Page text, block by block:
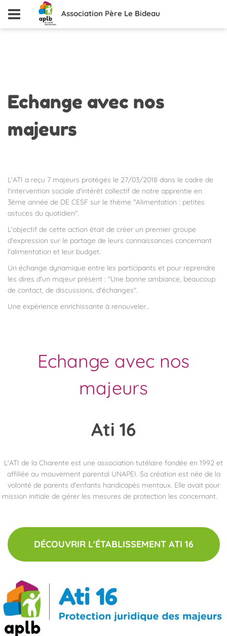
Association Père Le Bideau
Echange avec nos
majeurs
L'ATI a reçu 7 majeurs protégés le 27/03/2018 dans le cadre de
l'intervention sociale d'intérêt collectif de notre apprentie en
3ème année de DE CESF sur le thème "Alimentation : petites
astuces du quotidien".
L'objectif de cette action était de créer un premier groupe
d'expression sur le partage de leurs connaissances concernant
l'alimentation et leur budget.
Un échange dynamique entre les participants et pour reprendre
les dires d'un majeur présent : "Une bonne ambiance, beaucoup
de contact, de discussions, d'échanges".
Une expérience enrichissante à renouveler...
Echange avec nos
majeurs
Ati 16
L'ATI de la Charente est une association tutélaire fondée en 1992 et
affiliée au mouvement parental UNAPEI. Sa création est née de la
volonté de parents d'enfants handicapés mentaux. Elle avait pour
mission initiale de gérer les mesures de protection les concernant.
DÉCOUVRIR L'ÉTABLISSEMENT ATI 16